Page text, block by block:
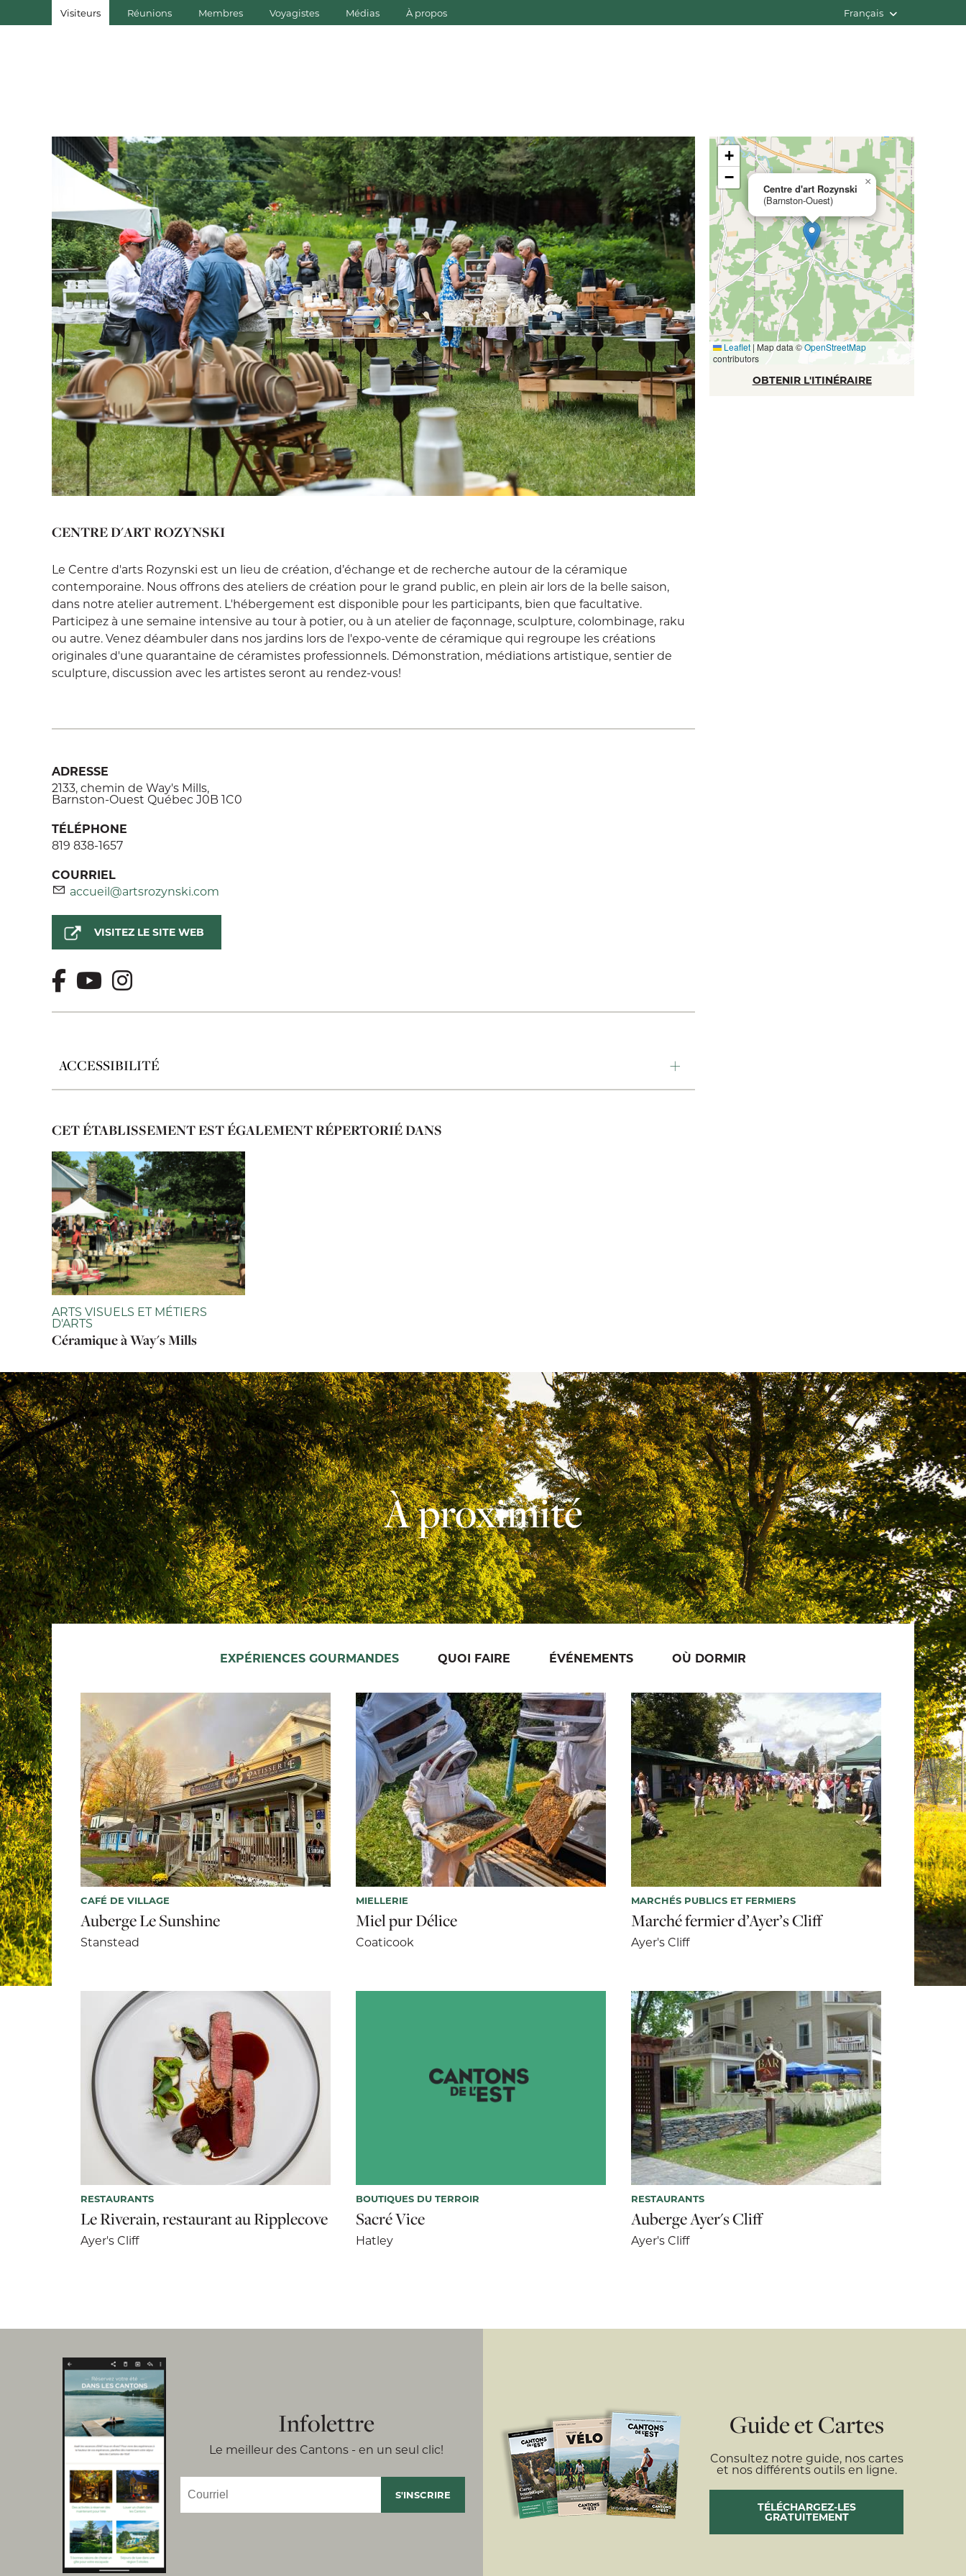
Visiteurs Réunions Membres Voyagistes Médias À propos Français
Centre d'art Rozynski
(Barnston-Ouest)
×
+
−
Leaflet | Map data ©OpenStreetMap
contributors
OBTENIR L'ITINÉRAIRE
CENTRE D'ART ROZYNSKI
Le Centre d'arts Rozynski est un lieu de création, d’échange et de recherche autour de la céramique
contemporaine. Nous offrons des ateliers de création pour le grand public, en plein air lors de la belle saison,
dans notre atelier autrement. L'hébergement est disponible pour les participants, bien que facultative.
Participez à une semaine intensive au tour à potier, ou à un atelier de façonnage, sculpture, colombinage, raku
ou autre. Venez déambuler dans nos jardins lors de l'expo-vente de céramique qui regroupe les créations
originales d'une quarantaine de céramistes professionnels. Démonstration, médiations artistique, sentier de
sculpture, discussion avec les artistes seront au rendez-vous!
ADRESSE
2133, chemin de Way's Mills,
Barnston-Ouest Québec J0B 1C0
TÉLÉPHONE
819 838-1657
COURRIEL
accueil@artsrozynski.com
VISITEZ LE SITE WEB
ACCESSIBILITÉ
CET ÉTABLISSEMENT EST ÉGALEMENT RÉPERTORIÉ DANS
ARTS VISUELS ET MÉTIERS
D'ARTS
Céramique à Way's Mills
À proximité
EXPÉRIENCES GOURMANDES QUOI FAIRE ÉVÉNEMENTS OÙ DORMIR
CAFÉ DE VILLAGE
Auberge Le Sunshine
Stanstead
MIELLERIE
Miel pur Délice
Coaticook
MARCHÉS PUBLICS ET FERMIERS
Marché fermier d’Ayer’s Cliff
Ayer's Cliff
RESTAURANTS
Le Riverain, restaurant au Ripplecove
Ayer's Cliff
BOUTIQUES DU TERROIR
Sacré Vice
Hatley
RESTAURANTS
Auberge Ayer's Cliff
Ayer's Cliff
Infolettre
Le meilleur des Cantons - en un seul clic!
Guide et Cartes
Consultez notre guide, nos cartes
et nos différents outils en ligne.
TÉLÉCHARGEZ-LES
GRATUITEMENT